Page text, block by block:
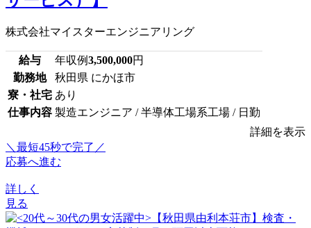
株式会社マイスターエンジニアリング
給与 年収例3,500,000円
勤務地
秋田県 にかほ市
寮・社宅 あり
仕事内容 製造エンジニア / 半導体工場系工場 / 日勤
詳細を表示
＼最短45秒で完了／
応募へ進む
詳しく
見る